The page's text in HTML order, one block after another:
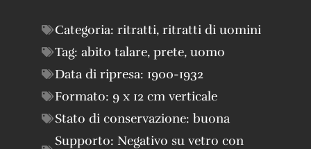
Categoria: ritratti, ritratti di uomini
Tag: abito talare, prete, uomo
Data di ripresa: 1900-1932
Formato: 9 x 12 cm verticale
Stato di conservazione: buona
Supporto: Negativo su vetro con